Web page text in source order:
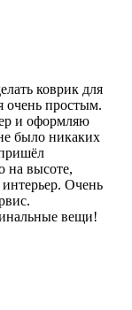
коврик для
очень простым.
и оформляю
было никаких
на высоте,
интерьер. Очень
вещи!